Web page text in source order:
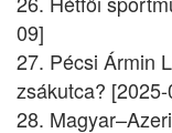
09]
27. Pécsi Ármin
zsákutca?
28.